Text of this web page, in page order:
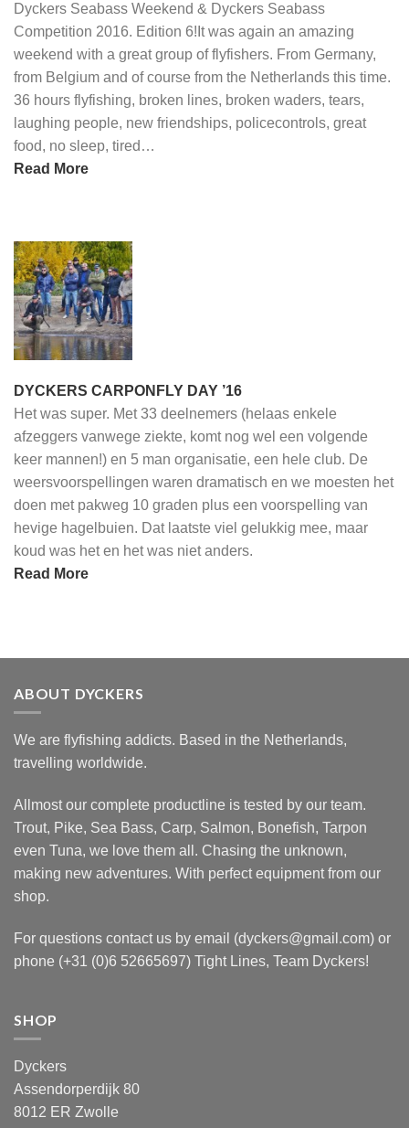
Dyckers Seabass Weekend & Dyckers Seabass
Competition 2016. Edition 6!It was again an amazing
weekend with a great group of flyfishers. From Germany,
from Belgium and of course from the Netherlands this time.
36 hours flyfishing, broken lines, broken waders, tears,
laughing people, new friendships, policecontrols, great
food, no sleep, tired…
Read More
DYCKERS CARPONFLY DAY ’16
Het was super. Met 33 deelnemers (helaas enkele
afzeggers vanwege ziekte, komt nog wel een volgende
keer mannen!) en 5 man organisatie, een hele club. De
weersvoorspellingen waren dramatisch en we moesten het
doen met pakweg 10 graden plus een voorspelling van
hevige hagelbuien. Dat laatste viel gelukkig mee, maar
koud was het en het was niet anders.
Read More
ABOUT DYCKERS
We are flyfishing addicts. Based in the Netherlands,
travelling worldwide.
Allmost our complete productline is tested by our team.
Trout, Pike, Sea Bass, Carp, Salmon, Bonefish, Tarpon
even Tuna, we love them all. Chasing the unknown,
making new adventures. With perfect equipment from our
shop.
For questions contact us by email (dyckers@gmail.com) or
phone (+31 (0)6 52665697) Tight Lines, Team Dyckers!
SHOP
Dyckers
Assendorperdijk 80
8012 ER Zwolle